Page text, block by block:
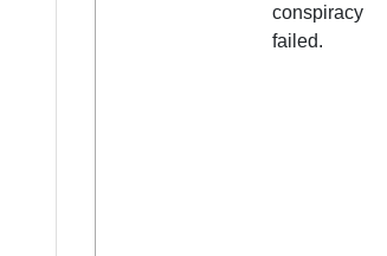
conspiracy
failed.